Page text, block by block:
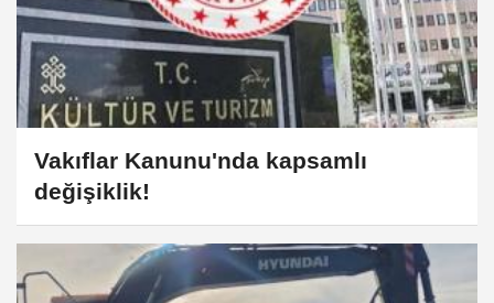
Vakıflar Kanunu'nda kapsamlı
değişiklik!